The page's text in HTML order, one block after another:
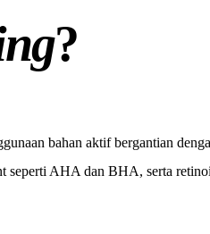
?
bahan aktif bergantian
seperti AHA dan BHA, serta